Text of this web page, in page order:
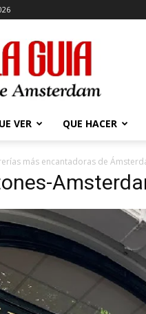
La
Guía
de
Amsterdam
VER QUE HACER
más encantadoras de